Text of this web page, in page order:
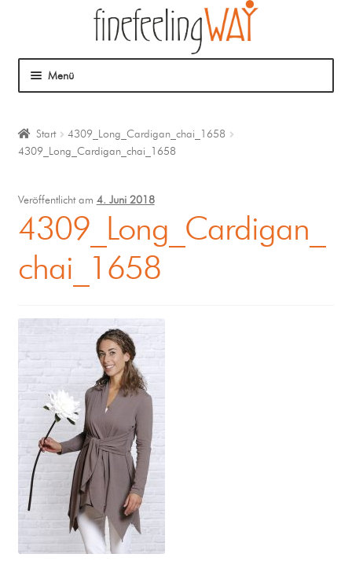
Menü
Mein Angebot
Coaching
Klangmassage
Start
4309_Long_Cardigan_chai_1658
4309_Long_Cardigan_chai_1658
Veröffentlicht am 4. Juni 2018
4309_Long_Cardigan_
chai_1658